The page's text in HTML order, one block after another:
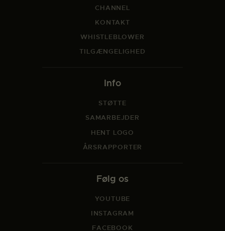
CHANNEL
KONTAKT
WHISTLEBLOWER
TILGÆNGELIGHED
Info
STØTTE
SAMARBEJDER
HENT LOGO
ÅRSRAPPORTER
Følg os
YOUTUBE
INSTAGRAM
FACEBOOK